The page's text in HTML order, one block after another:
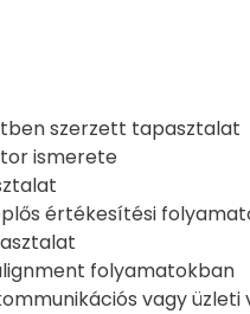
szerzett tapasztalat
ismerete
értékesítési
folyamatokban
vagy